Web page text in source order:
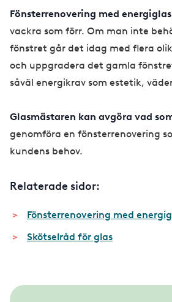
Fönsterrenovering med energiglas
vackra som förr. Om man inte
fönstret går det idag med flera
och uppgradera det gamla
såväl energikrav som estetik,
Glasmästaren kan avgöra vad
genomföra en fönsterrenovering
kundens behov.
Relaterade sidor:
Fönsterrenovering med
Skötselråd för glas